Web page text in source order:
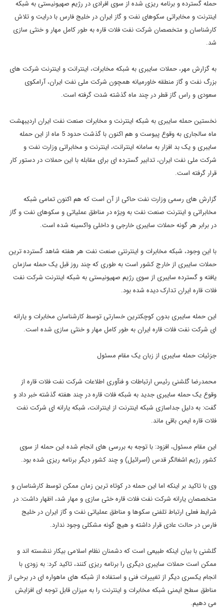
حمله گسترده و برنامه ریزی شده از سوی افرادی در رژیم صهیونیستی به شبکه
اینترنت و مخابراتی سکوهای نفت و گاز ایران در خلیج فارس با درایت و تلاش
کارشناسان و متخصصان شرکت نفت فلات قاره به طور کامل مهار و خنثی سازی
شد.
به گزارش مهر، حملات سایبری به شبکه مخابرات، اینترانت و اینترنت شرکت های
بزرگ نفت و گاز منطقه خاورمیانه همچون شرکت ملی نفت ایران، آرامکوی
سعودی و راس گاز قطر در چند ماه گذشته شدت گرفته است.
نخستین حمله سایبری به شبکه اینترنت و مخابرات صنعت نفت ایران اردیبهشت
ماه سالجاری به وقوع پیوست و هم اکنون با گذشت حدود 5 ماه از این حمله
سایبری و یک بد افزار به سامانه اینترانت، اینترنت و مخابراتی وزارت نفت و
شرکت ملی نفت ایران، تدابیر گسترده ای برای مقابله با این حملات در دستور کار
قرار گرفته است.
گزارش های رسمی وزارت نفت حاکی از آن است که هم اکنون تمامی شبکه
مخابراتی و اینترنت صنعت نفت به ویژه در مناطق عملیاتی و سکوهای نفت و گاز
در برابر هر گونه حملات سایبری خارجی و داخلی واکسینه شده است.
با این وجود، شبکه مخابرات و اینترنتی صنعت نفت هر هفته شاهد گسترده ترین
حملات سایبری از خارج کشور است به طوری که چند روز قبل یک حمله سازمان
یافته و گسترده سایبری از سوی رژیم صهیونیستی به شبکه اینترنت شرکت نفت
فلات قاره ایران تدارک دیده شده بود.
این حمله سایبری بدون کوچکترین خسارتی توسط کارشناسان مخابرات و یارانه
ای شرکت نفت فلات قاره ایران به طور کامل مهار و خنثی سازی شده است.
جزئیات حمله سایبری از زبان یک مقام مسئول
محمدرضا گلشنی رئیس ارتباطات و فنآوری اطلاعات شرکت نفت فلات قاره از
وقوع یک حمله سایبری جدید به شبکه فلات قاره در چند هفته گذشته خبر داد و
گفت: به دلیل جداسازی شبکه اینترنت از اینترانت، شبکه یارانه ای شرکت نفت
فلات قاره ایمن باقی ماند.
این مقام مسئول، افزود: با توجه به بررسی های انجام شده این حمله از سوی
کشور رژیم اشغالگر قدس (اسرائیل) و چند کشور دیگر برنامه ریزی شده بود.
وی با تاکید بر اینکه اما این حمله در کوتاه ترین زمان ممکن توسط کارشناسان و
متخصصان یارانه شرکت نفت فلات قاره خثی سازی و مهار شد، اظهار داشت: در
شرایط فعلی ارتباط تلفنی سکوها و مناطق عملیاتی نفت و گاز ایران در خلیج
فارس در حالت عادی قرار داشته و هیچ گونه مشکلی وجود ندارد.
گلشنی با بیان اینکه طبیعی است که دشمنان نظام اسلامی بیکار ننشسته اند و
ممکن است حملات سایبری دیگری را برنامه ریزی کنند، تاکید کرد: به زودی با
انجام یکسری دیگر از تغییرات فنی و استفاده از شبکه های ماهواره ای در برخی از
مناطق سطح ایمنی شبکه مخابرات و اینترنت را به میزان قابل توجه ای افزایش
می دهیم.